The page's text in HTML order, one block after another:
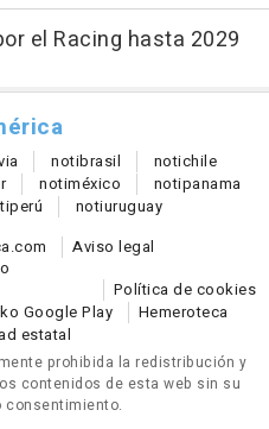
el Racing hasta 2029
notibrasil notichile
notiméxico notipanama
perú notiuruguay
Aviso legal
Política de cookies
Google Play
Hemeroteca
estatal
prohibida la redistribución y
contenidos de esta web sin su
consentimiento.